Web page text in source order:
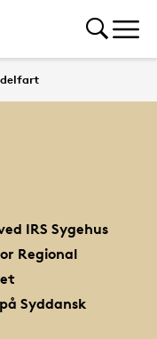
IRS Sygehus
Regional
Syddansk